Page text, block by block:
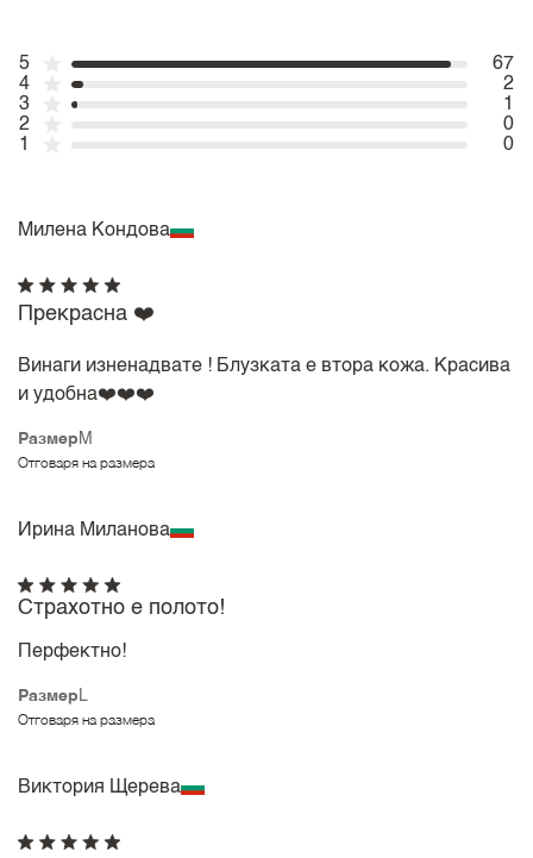
5
67
4
2
3
1
2
0
1
0
Милена Кондова
Размер M
Отговаря на размера
Прекрасна ❤️
Винаги изненадвате ! Блузката е втора кожа. Красива
и удобна❤️❤️❤️
Ирина Миланова
Размер L
Отговаря на размера
Страхотно е полото!
Перфектно!
Виктория Щерева